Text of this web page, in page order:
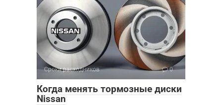
Сроки расходников 0
Когда менять тормозные диски
Nissan